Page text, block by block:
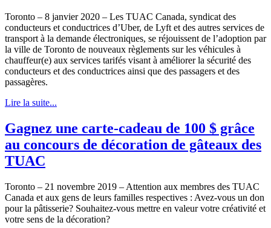
Toronto – 8 janvier 2020 – Les TUAC Canada, syndicat des
conducteurs et conductrices d’Uber, de Lyft et des autres services de
transport à la demande électroniques, se réjouissent de l’adoption par
la ville de Toronto de nouveaux règlements sur les véhicules à
chauffeur(e) aux services tarifés visant à améliorer la sécurité des
conducteurs et des conductrices ainsi que des passagers et des
passagères.
Lire la suite...
Gagnez une carte-cadeau de 100 $ grâce
au concours de décoration de gâteaux des
TUAC
Toronto – 21 novembre 2019 – Attention aux membres des TUAC
Canada et aux gens de leurs familles respectives : Avez-vous un don
pour la pâtisserie? Souhaitez-vous mettre en valeur votre créativité et
votre sens de la décoration?